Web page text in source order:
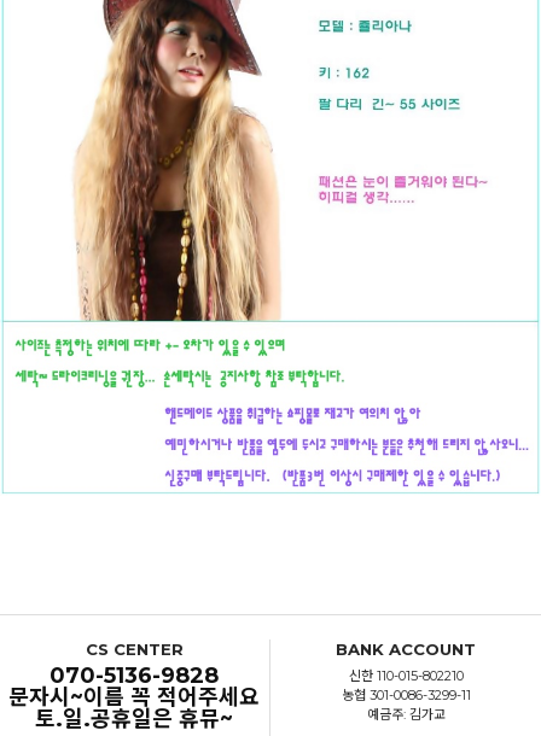
CS CENTER
070-5136-9828
문자시~이름 꼭 적어주세요
토.일.공휴일은 휴뮤~
BANK ACCOUNT
신한 110-015-802210
농협 301-0086-3299-11
예금주: 김가교